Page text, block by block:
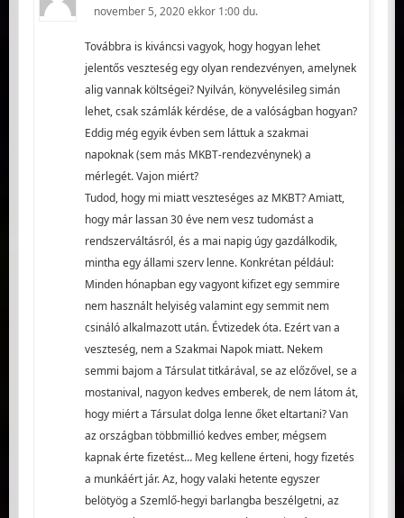
november 5, 2020 ekkor 1:00 du.
Továbbra is kiváncsi vagyok, hogy hogyan lehet
jelentős veszteség egy olyan rendezvényen, amelynek
alig vannak költségei? Nyilván, könyvelésileg simán
lehet, csak számlák kérdése, de a valóságban hogyan?
Eddig még egyik évben sem láttuk a szakmai
napoknak (sem más MKBT-rendezvénynek) a
mérlegét. Vajon miért?
Tudod, hogy mi miatt veszteséges az MKBT? Amiatt,
hogy már lassan 30 éve nem vesz tudomást a
rendszerváltásról, és a mai napig úgy gazdálkodik,
mintha egy állami szerv lenne. Konkrétan például:
Minden hónapban egy vagyont kifizet egy semmire
nem használt helyiség valamint egy semmit nem
csináló alkalmazott után. Évtizedek óta. Ezért van a
veszteség, nem a Szakmai Napok miatt. Nekem
semmi bajom a Társulat titkárával, se az előzővel, se a
mostanival, nagyon kedves emberek, de nem látom át,
hogy miért a Társulat dolga lenne őket eltartani? Van
az országban többmillió kedves ember, mégsem
kapnak érte fizetést… Meg kellene érteni, hogy fizetés
a munkáért jár. Az, hogy valaki hetente egyszer
belötyög a Szemlő-hegyi barlangba beszélgetni, az